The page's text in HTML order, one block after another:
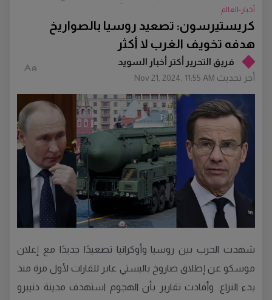
فريق التحرير أكتر أخبار السويد
أخر تحديث Nov 21, 2024, 11:55 AM
كريستيرسون: تصعيد روسيا بالصواريخ
هدفه تخويف الغرب لا أكثر
أخبار-العالم
شهدت الحرب بين روسيا وأوكرانيا تصعيدًا جديدًا مع إعلان
موسكو عن إطلاق صاروخ باليستي عابر للقارات لأول مرة منذ
بدء النزاع. وأفادت تقارير بأن الهجوم استهدف مدينة دنيبرو